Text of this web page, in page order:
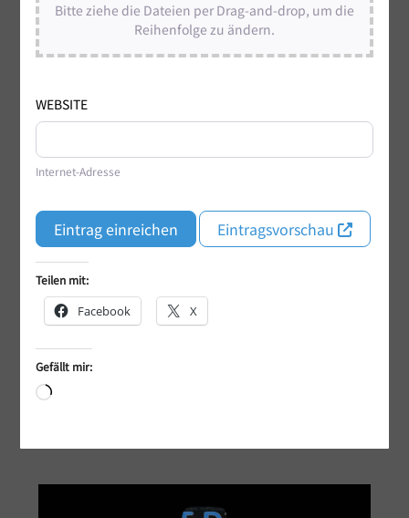
Bitte ziehe die Dateien per Drag-and-drop, um die
Reihenfolge zu ändern.
WEBSITE
Internet-Adresse
Eintrag einreichen Eintragsvorschau
Teilen mit:
Facebook X
Gefällt mir:
Wird